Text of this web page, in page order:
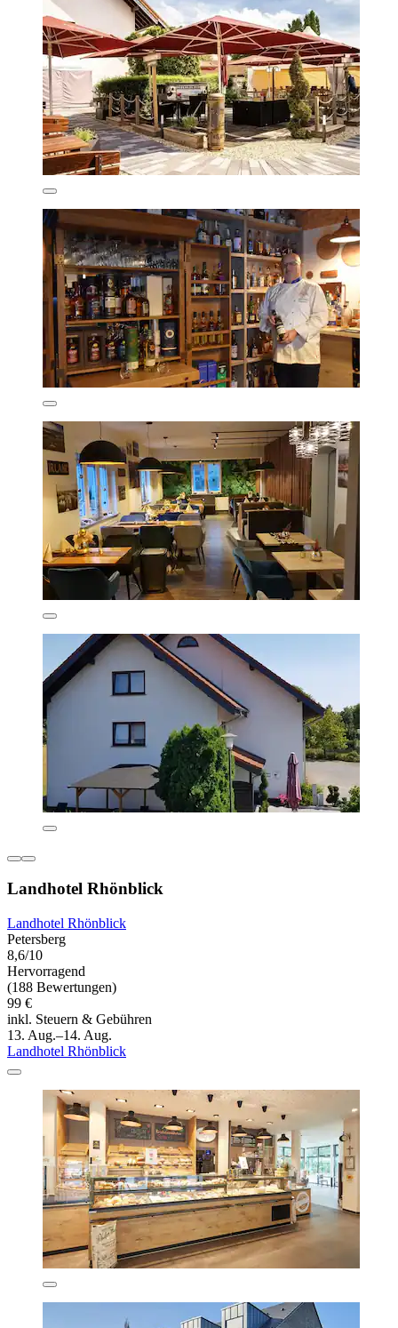
Landhotel Rhönblick
Landhotel Rhönblick
Petersberg
8,6/10
Hervorragend
(188 Bewertungen)
99 €
inkl. Steuern & Gebühren
13. Aug.–14. Aug.
Landhotel Rhönblick